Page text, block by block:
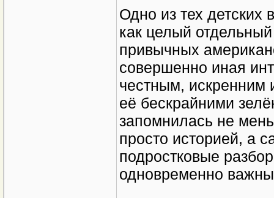
Одно из тех
как целый
привычных
совершенно иная
честным,
её бескрайними
запомнилась не
просто историей, а
подростковые
одновременно